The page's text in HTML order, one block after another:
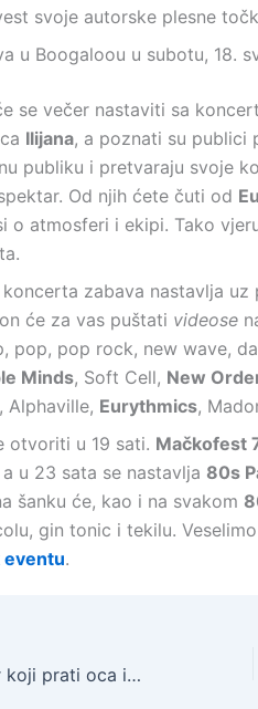
svoje autorske plesne
u Boogaloou u subotu, 18.
se večer nastaviti sa
Ilijana, a poznati su publici
publiku i pretvaraju svoje
Od njih ćete čuti od
o atmosferi i ekipi. Tako
zabava nastavlja uz
će za vas puštati videose
pop, pop rock, new wave,
Minds, Soft Cell, New
, Alphaville, Eurythmics,
otvoriti u 19 sati. Mačkofest
u 23 sata se nastavlja 80s
šanku će, kao i na svakom
gin tonic i tekilu.
eventu.
Zamka | Misteriozni triler koji prati oca i kćer na putu na koncert | Otac tijekom koncerta dozna da je cijeli događaj zamka za lokalnog serijskog ubojicu…